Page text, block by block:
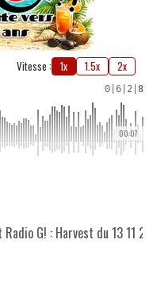
Vitesse : 1x 1.5x 2x
0 6 2 8
00:07
G! : Harvest du 13 11